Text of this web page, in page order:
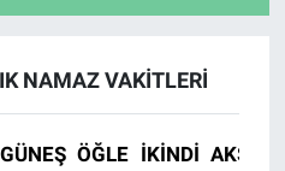
NAMAZ VAKITLERI
GÜNEŞ ÖĞLE İKINDI AKŞAM